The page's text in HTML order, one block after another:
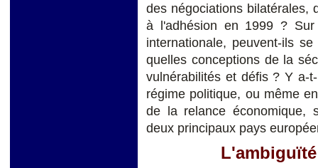
des négociations bilatérales,
à l'adhésion en 1999 ?
internationale, peuvent-ils
quelles conceptions de la
vulnérabilités et défis ? Y a-
régime politique, ou même
de la relance économique,
deux principaux pays